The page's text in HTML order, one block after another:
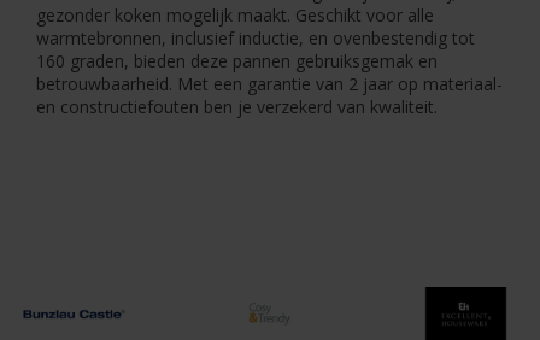
gezonder koken mogelijk maakt. Geschikt voor alle
warmtebronnen, inclusief inductie, en ovenbestendig tot
160 graden, bieden deze pannen gebruiksgemak en
betrouwbaarheid. Met een garantie van 2 jaar op materiaal-
en constructiefouten ben je verzekerd van kwaliteit.